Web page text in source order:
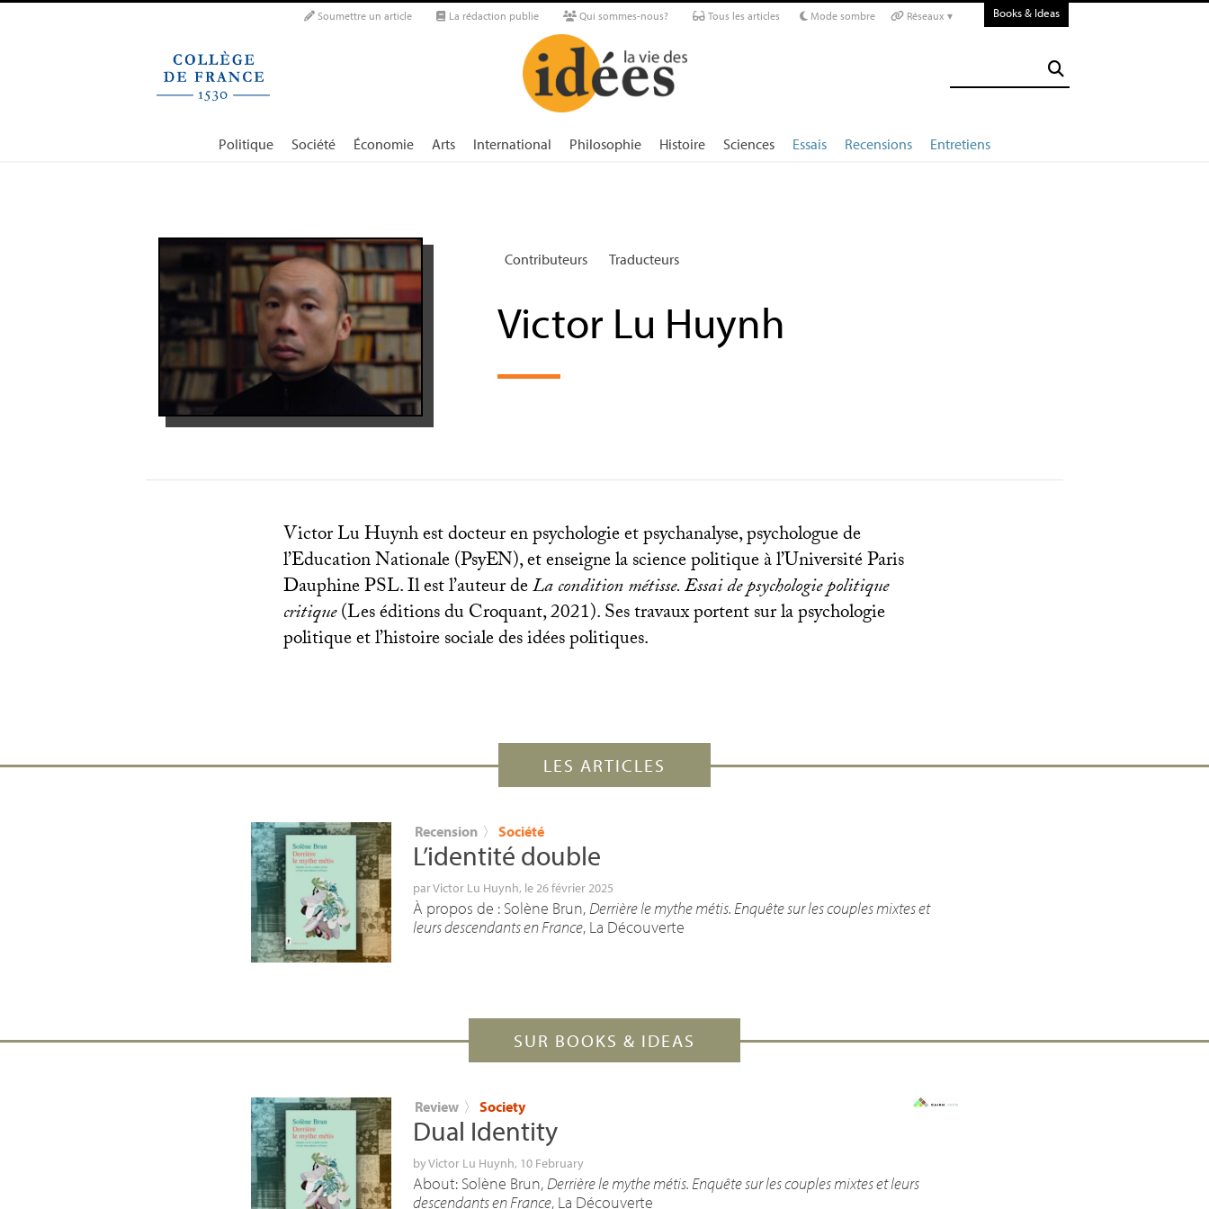
Soumettre un article La rédaction publie Qui sommes-nous? Tous les articles Mode sombre Réseaux ▾ Books & Ideas
Politique Société Économie Arts International Philosophie Histoire Sciences Essais Recensions Entretiens
Contributeurs Traducteurs
Victor Lu Huynh
Victor Lu Huynh est docteur en psychologie et psychanalyse, psychologue de
l’Education Nationale (PsyEN), et enseigne la science politique à l’Université Paris
DauphinePSL. Il est l’auteur deLa condition métisse. Essai de psychologie politique
critique(Les éditions du Croquant, 2021). Ses travaux portent sur la psychologie
politique et l’histoire sociale des idées politiques.
LES ARTICLES
Recension 〉 Société
L’identité double
parVictor Lu Huynh, le 26 février 2025
À propos de : Solène Brun,Derrière le mythe métis. Enquête sur les couples mixtes et
leurs descendants en France, La Découverte
SUR BOOKS & IDEAS
Review 〉 Society
Dual Identity
byVictor Lu Huynh, 10 February
About: Solène Brun,Derrière le mythe métis. Enquête sur les couples mixtes et leurs
descendants en France, La Découverte